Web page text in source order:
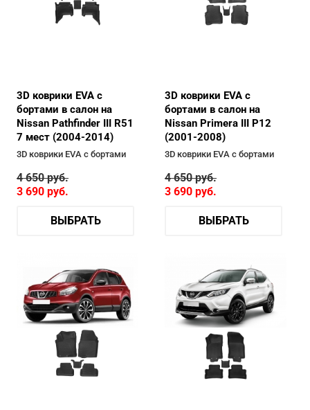
3D коврики EVA с
бортами в салон на
Nissan Pathfinder III R51
7 мест (2004-2014)
3D коврики EVA с бортами
4 650руб.
3 690 руб.
ВЫБРАТЬ
3D коврики EVA с
бортами в салон на
Nissan Primera III P12
(2001-2008)
3D коврики EVA с бортами
4 650руб.
3 690 руб.
ВЫБРАТЬ